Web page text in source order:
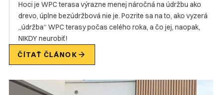
Hoci je WPC terasa výrazne menej náročná na údržbu ako
drevo, úplne bezúdržbová nie je. Pozrite sa na to, ako vyzerá
„údržba“ WPC terasy počas celého roka, a čo jej, naopak,
NIKDY neurobiť!
ČÍTAŤ ČLÁNOK